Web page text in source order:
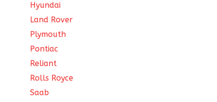
Hyundai
Land Rover
Plymouth
Pontiac
Reliant
Rolls Royce
Saab